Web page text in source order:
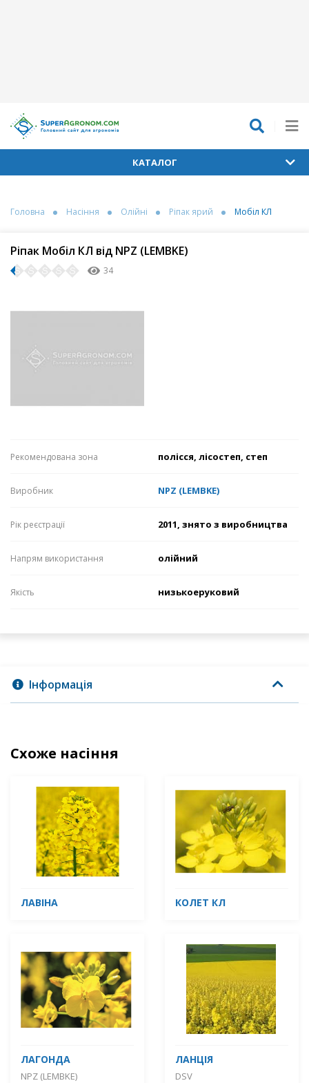
КАТАЛОГ
Головна Насіння Олійні Ріпак ярий Мобіл КЛ
Ріпак Мобіл КЛ від NPZ (LEMBKE)
34
Рекомендована зона полісся, лісостеп, степ
Виробник NPZ (LEMBKE)
Рік реєстрації 2011, знято з виробництва
Напрям використання олійний
Якість низькоеруковий
Інформація
Схоже насіння
ЛАВІНА КОЛЕТ КЛ
ЛАГОНДА
NPZ (LEMBKE)
ЛАНЦІЯ
DSV